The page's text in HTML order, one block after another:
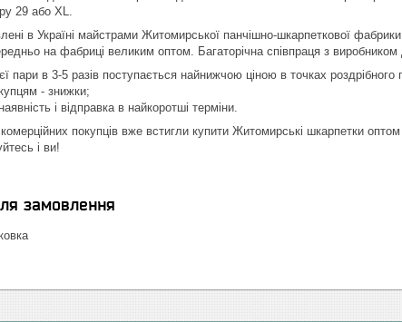
29 або XL.
в Україні майстрами Житомирської панчішно-шкарпеткової
на фабриці великим оптом. Багаторічна співпраця з
пари в 3-5 разів поступається найнижчою ціною в точках роздрібного
- знижки;
і відправка в найкоротші терміни.
комерційних покупців вже встигли купити Житомирські шкарпетки
і ви!
замовлення